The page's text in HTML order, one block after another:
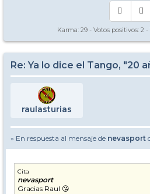
Karma: 29 - Votos positivos: 2 -
Re: Ya lo dice el Tango, "20
raulasturias
» En respuesta al mensaje de nevasport
Cita
nevasport
Gracias Raul 😘